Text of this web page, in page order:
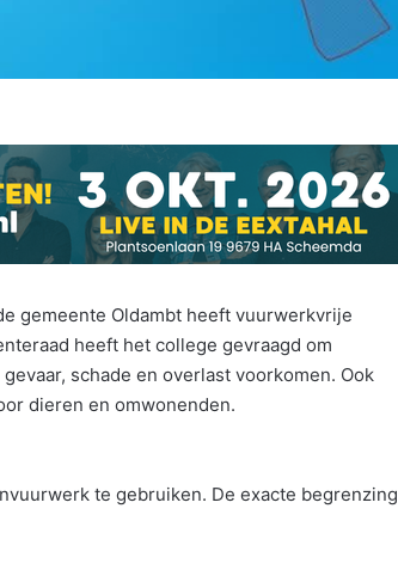
gemeente Oldambt heeft vuurwerkvrije
heeft het college gevraagd om
schade en overlast voorkomen. Ook
dieren en omwonenden.
te gebruiken. De exacte begrenzing